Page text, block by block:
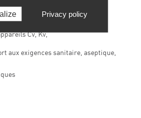
BPE, 3A
Cv, Kv,
aux exigences sanitaire, aseptique,
Privacy policy